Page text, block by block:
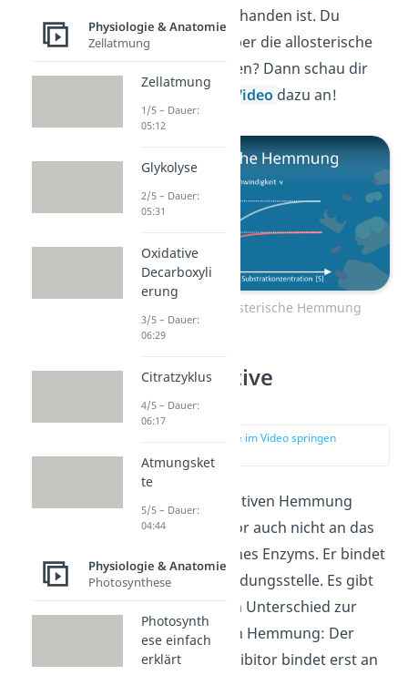
Konzentration vorhanden ist. Du
möchtest mehr über die allosterische
Hemmung erfahren? Dann schau dir
unbedingt unser
Video dazu an!
Zum Video: Allosterische Hemmung
Unkompetitive
Hemmung
zur Stelle im Video springen
Bei der unkompetitiven Hemmung
bindet der Inhibitor auch nicht an das
aktive Zentrum eines Enzyms. Er bindet
an eine eigene Bindungsstelle. Es gibt
aber einen großen Unterschied zur
nicht kompetitiven Hemmung: Der
unkompetitive Inhibitor bindet erst an
Physiologie & Anatomie
Zellatmung
Zellatmung
1/5 – Dauer:
05:12
Glykolyse
2/5 – Dauer:
05:31
Oxidative
Decarboxyli
erung
3/5 – Dauer:
06:29
Citratzyklus
4/5 – Dauer:
06:17
Atmungsket
te
5/5 – Dauer:
04:44
Physiologie & Anatomie
Photosynthese
Photosynth
ese einfach
erklärt